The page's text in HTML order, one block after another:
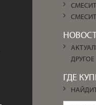
ДРУГОЕ
ГДЕ